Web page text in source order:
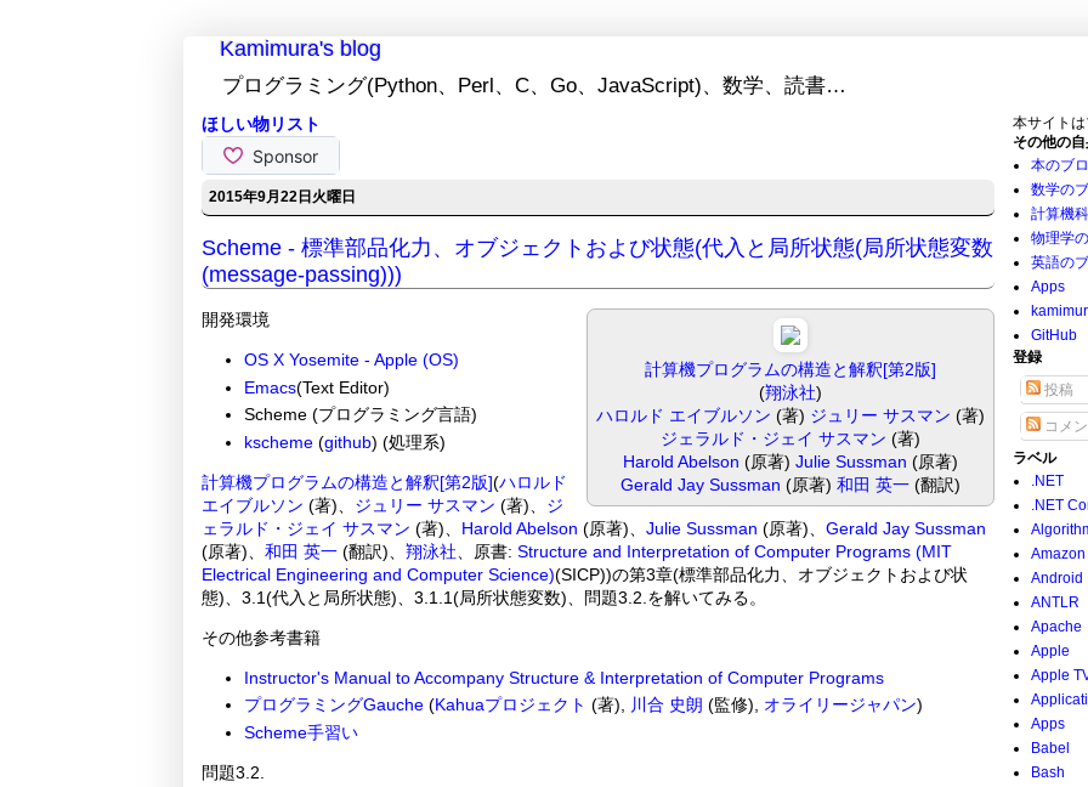
Kamimura's blog
プログラミング(Python、Perl、C、Go、JavaScript)、数学、読書…
ほしい物リスト
2015年9月22日火曜日
Scheme - 標準部品化力、オブジェクトおよび状態(代入と局所状態(局所状態変数
(message-passing)))
計算機プログラムの構造と解釈[第2版]
(翔泳社)
ハロルド エイブルソン (著) ジュリー サスマン (著)
ジェラルド・ジェイ サスマン (著)
Harold Abelson (原著) Julie Sussman (原著)
Gerald Jay Sussman (原著) 和田 英一(翻訳)
開発環境
OS X Yosemite - Apple (OS)
Emacs(Text Editor)
Scheme (プログラミング言語)
kscheme(github) (処理系)
計算機プログラムの構造と解釈[第2版](ハロルド
エイブルソン (著)、 ジュリー サスマン (著)、 ジ
ェラルド・ジェイ サスマン (著)、 Harold Abelson (原著)、 Julie Sussman (原著)、 Gerald Jay Sussman
(原著)、 和田 英一(翻訳)、 翔泳社 、原書: Structure and Interpretation of Computer Programs (MIT
Electrical Engineering and Computer Science)(SICP))の第3章(標準部品化力、オブジェクトおよび状
態)、3.1(代入と局所状態)、3.1.1(局所状態変数)、問題3.2.を解いてみる。
その他参考書籍
Instructor's Manual to Accompany Structure & Interpretation of Computer Programs
プログラミングGauche(Kahuaプロジェクト (著), 川合 史朗 (監修), オライリージャパン)
Scheme手習い
問題3.2.
本サイトは
その他の
本のブ
数学の
計算機
物理学
英語の
Apps
GitHub
登録
投稿
コメン
ラベル
.NET
.NET
Amazon
Android
ANTLR
Apache
Apple
Apple
Apps
Babel
Bash